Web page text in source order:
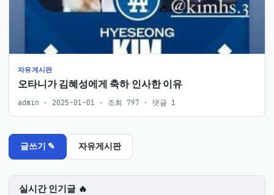
자유게시판
오타니가 김혜성에게 축하 인사한 이유
admin · 2025-01-01 · 조회 797 · 댓글 1
글쓰기 ✎ 자유게시판
실시간 인기글 🔥